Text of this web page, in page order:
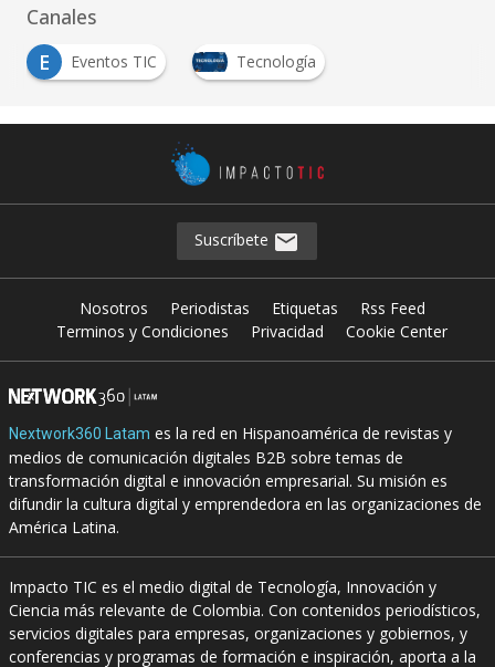
Canales
E
Eventos TIC Tecnología
Suscríbete
Nosotros Periodistas Etiquetas
Rss Feed
Terminos y Condiciones
Privacidad Cookie Center
Nextwork360 Latam es la red en Hispanoamérica de revistas y
medios de comunicación digitales B2B sobre temas de
transformación digital e innovación empresarial. Su misión es
difundir la cultura digital y emprendedora en las organizaciones de
América Latina.
Impacto TIC es el medio digital de Tecnología, Innovación y
Ciencia más relevante de Colombia. Con contenidos periodísticos,
servicios digitales para empresas, organizaciones y gobiernos, y
conferencias y programas de formación e inspiración, aporta a la